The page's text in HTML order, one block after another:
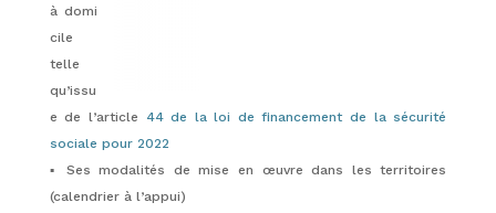
à domi
cile
telle
qu’issu
e de l’article
44 de la loi de financement de la sécurité
sociale pour 2022
▪️ Ses modalités de mise en œuvre dans les territoires
(calendrier à l’appui)